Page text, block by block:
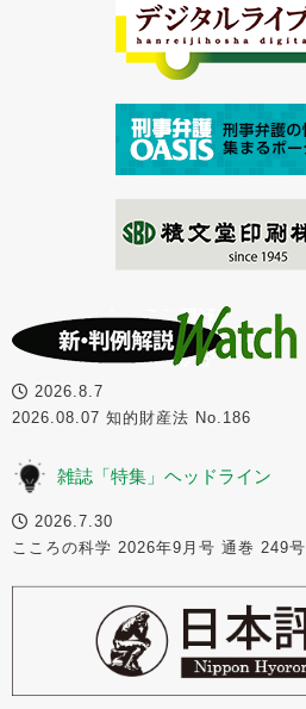
2026.8.7
2026.08.07 知的財産法 No.186
雑誌「特集」ヘッドライン
2026.7.30
こころの科学 2026年9月号 通巻 249号